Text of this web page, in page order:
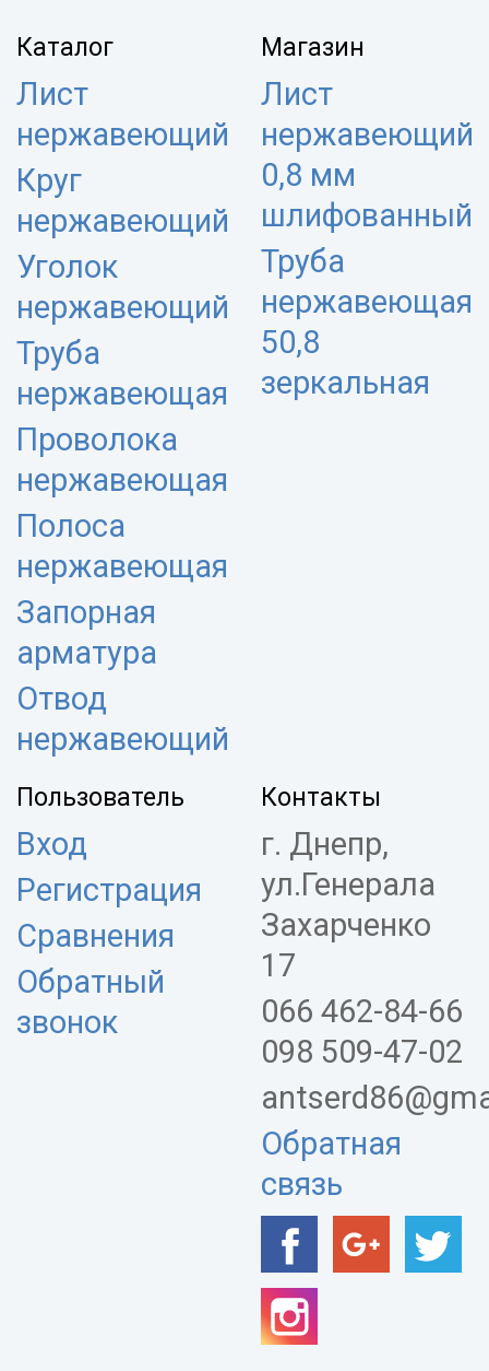
Каталог
Лист
нержавеющий
Круг
нержавеющий
Уголок
нержавеющий
Труба
нержавеющая
Проволока
нержавеющая
Полоса
нержавеющая
Запорная
арматура
Отвод
нержавеющий
Магазин
Лист
нержавеющий
0,8 мм
шлифованный
Труба
нержавеющая
50,8
зеркальная
Пользователь
Вход
Регистрация
Сравнения
Обратный
звонок
Контакты
г. Днепр,
ул.Генерала
Захарченко
17
066 462-84-66
098 509-47-02
Обратная
связь